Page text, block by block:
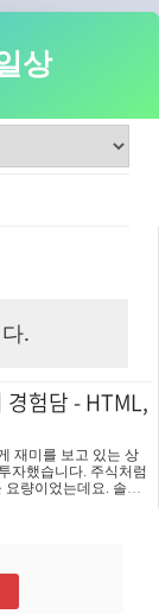
상
.
경험담 - HTML,
재미를 보고 있는 상
자했습니다. 주식처럼
요량이었는데요. 솔직
대비 10% 정도만 성
로 기대하고 소량 구매
일도 안 돼서 HTML c